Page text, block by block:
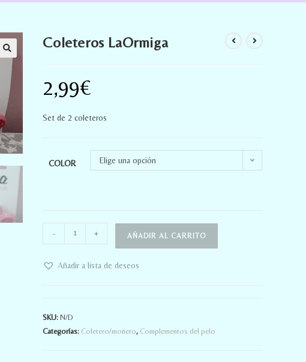
Coleteros LaOrmiga
2,99€
Set de 2 coleteros
COLOR Elige una opción
- + AÑADIR AL CARRITO
Añadir a lista de deseos
SKU:N/D
Categorías: Coletero/moñero, Complementos del pelo